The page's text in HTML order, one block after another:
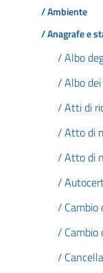
/ Ambiente
/ Anagrafe e
/ Albo
/ Albo
/ Atti di
/ Atto di
/ Atto di
/
/ Cambio
/ Cambio
/